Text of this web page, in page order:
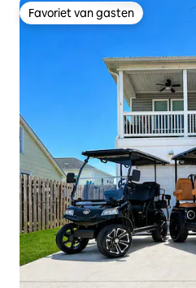
Favoriet van gasten
Favoriet van gasten